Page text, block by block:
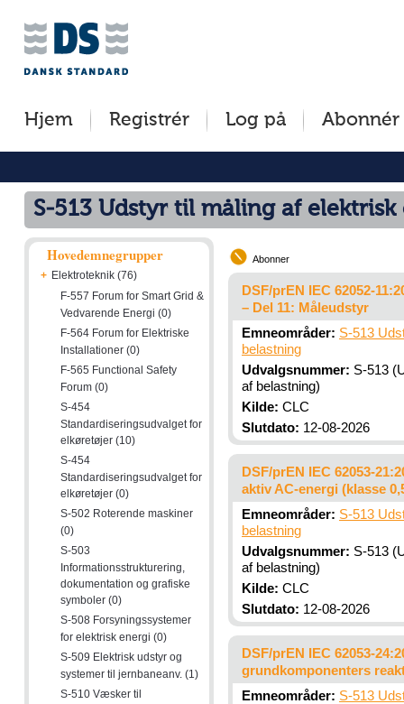
Jump
[s]
Tilgængelighed
Betingelser
Hjem Registrér Log på Abonnér
S-513 Udstyr til måling af
Hovedemnegrupper
+ Elektroteknik (76)
F-557 Forum for Smart Grid &
Vedvarende Energi (0)
F-564 Forum for Elektriske
Installationer (0)
F-565 Functional Safety
Forum (0)
S-454
Standardiseringsudvalget for
elkøretøjer (10)
S-454
Standardiseringsudvalget for
elkøretøjer (0)
S-502 Roterende maskiner
(0)
S-503
Informationsstrukturering,
dokumentation og grafiske
symboler (0)
S-508 Forsyningssystemer
for elektrisk energi (0)
S-509 Elektrisk udstyr og
systemer til jernbaneanv. (1)
S-510 Væsker til
Abonner
DSF/prEN IEC 62052-
– Del 11: Måleudstyr
Emneområder: S-513
belastning
Udvalgsnummer: S-513
af belastning)
Kilde: CLC
Slutdato: 12-08-2026
DSF/prEN IEC 62053-
aktiv AC-energi (klasse
Emneområder: S-513
belastning
Udvalgsnummer: S-513
af belastning)
Kilde: CLC
Slutdato: 12-08-2026
DSF/prEN IEC 62053-
grundkomponenters
Emneområder: S-513